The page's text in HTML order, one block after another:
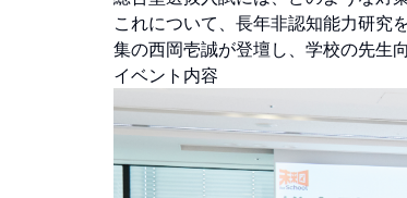
これについて、長年非認知能力研究
集の西岡壱誠が登壇し、学校の先生
イベント内容